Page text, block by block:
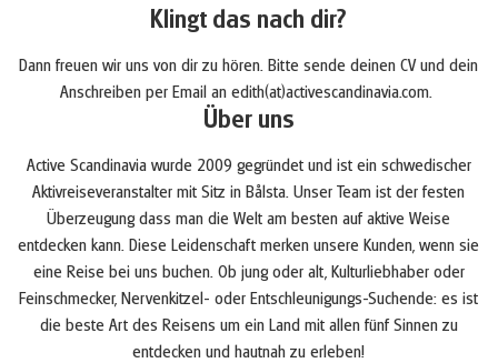
Klingt das nach dir?
Dann freuen wir uns von dir zu hören. Bitte sende deinen CV und dein
Anschreiben per Email an edith(at)activescandinavia.com.
Über uns
Active Scandinavia wurde 2009 gegründet und ist ein schwedischer
Aktivreiseveranstalter mit Sitz in Bålsta. Unser Team ist der festen
Überzeugung dass man die Welt am besten auf aktive Weise
entdecken kann. Diese Leidenschaft merken unsere Kunden, wenn sie
eine Reise bei uns buchen. Ob jung oder alt, Kulturliebhaber oder
Feinschmecker, Nervenkitzel- oder Entschleunigungs-Suchende: es ist
die beste Art des Reisens um ein Land mit allen fünf Sinnen zu
entdecken und hautnah zu erleben!